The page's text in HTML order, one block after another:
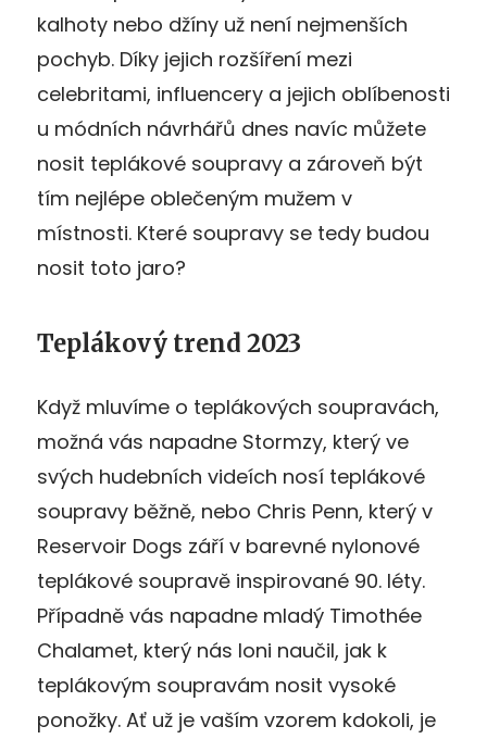
kalhoty nebo džíny už není nejmenších
pochyb. Díky jejich rozšíření mezi
celebritami, influencery a jejich oblíbenosti
u módních návrhářů dnes navíc můžete
nosit teplákové soupravy a zároveň být
tím nejlépe oblečeným mužem v
místnosti. Které soupravy se tedy budou
nosit toto jaro?
Teplákový trend 2023
Když mluvíme o teplákových soupravách,
možná vás napadne Stormzy, který ve
svých hudebních videích nosí teplákové
soupravy běžně, nebo Chris Penn, který v
Reservoir Dogs září v barevné nylonové
teplákové soupravě inspirované 90. léty.
Případně vás napadne mladý Timothée
Chalamet, který nás loni naučil, jak k
teplákovým soupravám nosit vysoké
ponožky. Ať už je vaším vzorem kdokoli, je